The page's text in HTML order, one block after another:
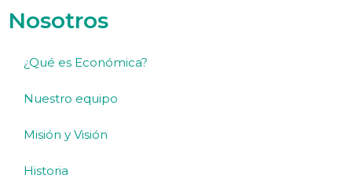
Nosotros
¿Qué es Económica?
Nuestro equipo
Misión y Visión
Historia